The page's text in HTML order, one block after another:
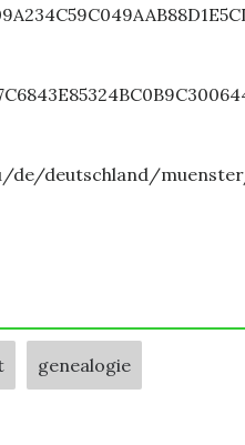
de/deutschland/
genealogie